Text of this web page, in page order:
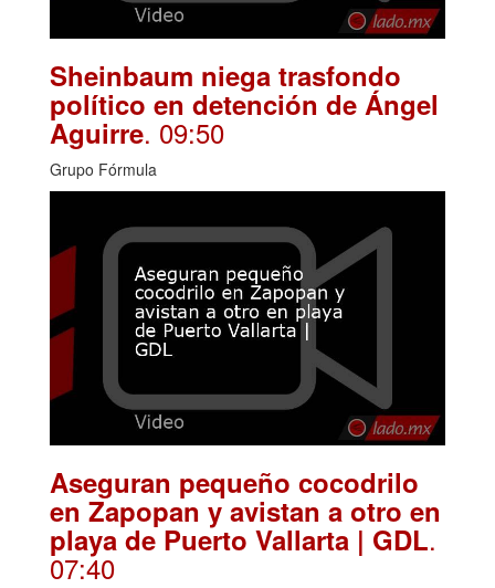
Sheinbaum niega trasfondo
político en detención de Ángel
Aguirre. 09:50
Grupo Fórmula
Aseguran pequeño cocodrilo
en Zapopan y avistan a otro en
playa de Puerto Vallarta | GDL.
07:40